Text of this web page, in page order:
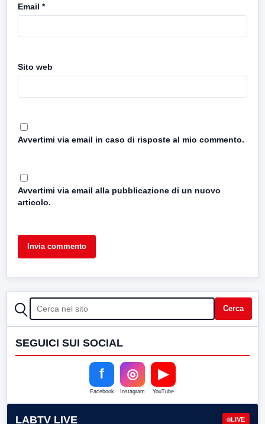
Email *
Sito web
Avvertimi via email in caso di risposte al mio commento.
Avvertimi via email alla pubblicazione di un nuovo
articolo.
CERCA Cerca
SEGUICI SUI SOCIAL
f
Facebook
◎
Instagram
▶
YouTube
LABTV LIVE LIVE